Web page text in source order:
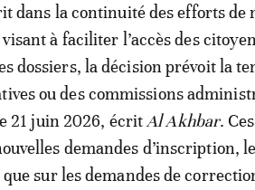
dans la continuité des efforts de
à faciliter l’accès des
dossiers, la décision prévoit la
ou des commissions
21 juin 2026, écrit Al Akhbar.
demandes d’inscription,
sur les demandes de